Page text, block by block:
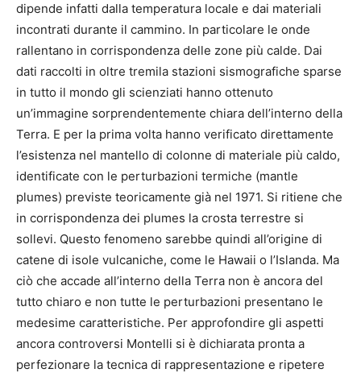
dipende infatti dalla temperatura locale e dai materiali
incontrati durante il cammino. In particolare le onde
rallentano in corrispondenza delle zone più calde. Dai
dati raccolti in oltre tremila stazioni sismografiche sparse
in tutto il mondo gli scienziati hanno ottenuto
un’immagine sorprendentemente chiara dell’interno della
Terra. E per la prima volta hanno verificato direttamente
l’esistenza nel mantello di colonne di materiale più caldo,
identificate con le perturbazioni termiche (mantle
plumes) previste teoricamente già nel 1971. Si ritiene che
in corrispondenza dei plumes la crosta terrestre si
sollevi. Questo fenomeno sarebbe quindi all’origine di
catene di isole vulcaniche, come le Hawaii o l’Islanda. Ma
ciò che accade all’interno della Terra non è ancora del
tutto chiaro e non tutte le perturbazioni presentano le
medesime caratteristiche. Per approfondire gli aspetti
ancora controversi Montelli si è dichiarata pronta a
perfezionare la tecnica di rappresentazione e ripetere